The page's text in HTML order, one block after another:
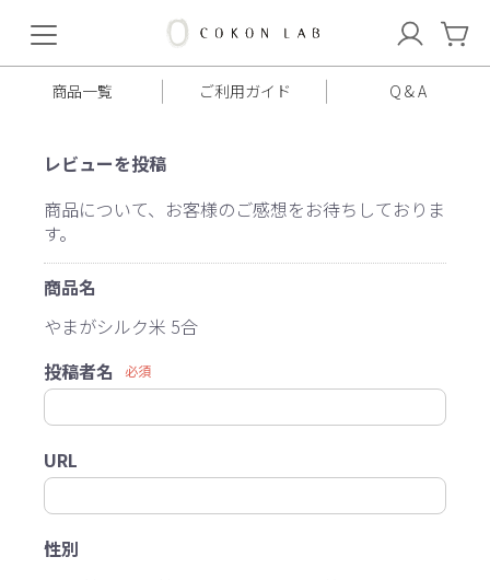
COKON
LAB
商品一覧 ご利用ガイド Q & A
レビューを投稿
商品について、お客様のご感想をお待ちしておりま
す。
商品名
やまがシルク米 5合
投稿者名
必須
URL
性別